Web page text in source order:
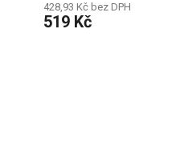
428,93 Kč bez DPH
519 Kč